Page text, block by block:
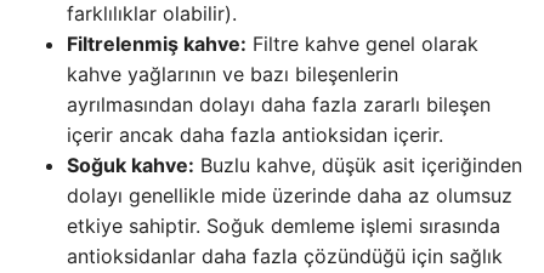
farklılıklar olabilir).
Filtrelenmiş kahve: Filtre kahve genel olarak
kahve yağlarının ve bazı bileşenlerin
ayrılmasından dolayı daha fazla zararlı bileşen
içerir ancak daha fazla antioksidan içerir.
Soğuk kahve: Buzlu kahve, düşük asit içeriğinden
dolayı genellikle mide üzerinde daha az olumsuz
etkiye sahiptir. Soğuk demleme işlemi sırasında
antioksidanlar daha fazla çözündüğü için sağlık